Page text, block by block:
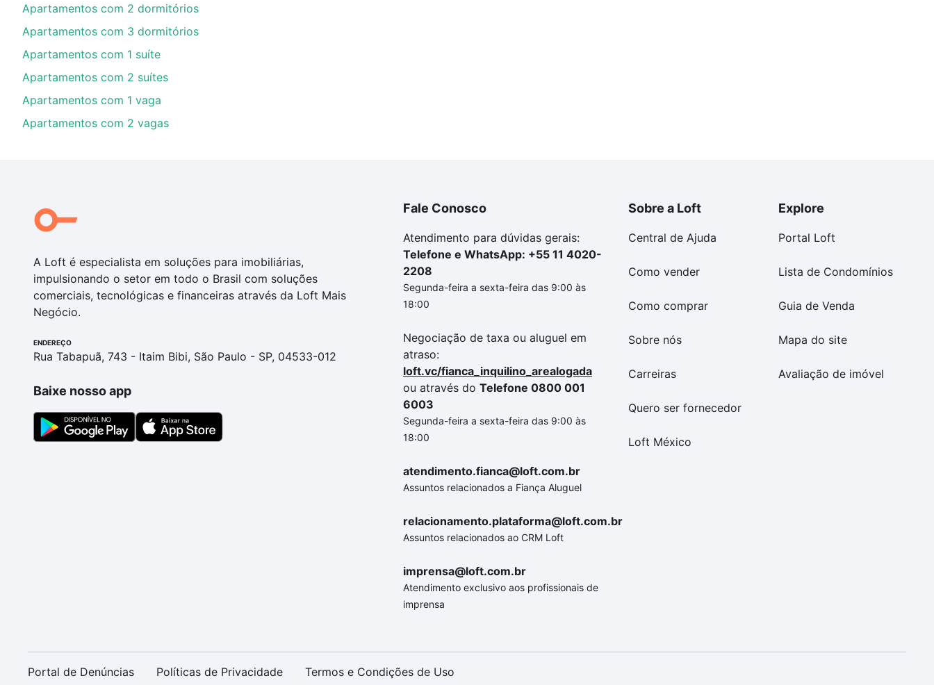
comprar um apartamento e conte com a gente para comprar o imóvel dos seus sonhos com segurança e conforto. Loft, com você até as chaves.
Apartamentos com 2 dormitórios
Apartamentos com 3 dormitórios
Apartamentos com 1 suíte
Apartamentos com 2 suítes
Apartamentos com 1 vaga
Apartamentos com 2 vagas
A Loft é especialista em soluções para imobiliárias,
impulsionando o setor em todo o Brasil com soluções
comerciais, tecnológicas e financeiras através da Loft Mais
Negócio.
ENDEREÇO
Rua Tabapuã, 743 - Itaim Bibi, São Paulo - SP, 04533-012
Baixe nosso app
Fale Conosco
Atendimento para dúvidas gerais:
Telefone e WhatsApp: +55 11 4020-
2208
Segunda-feira a sexta-feira das 9:00 às
18:00
Negociação de taxa ou aluguel em
atraso:
loft.vc/fianca_inquilino_arealogada
ou através do Telefone 0800 001
6003
Segunda-feira a sexta-feira das 9:00 às
18:00
atendimento.fianca@loft.com.br
Assuntos relacionados a Fiança Aluguel
relacionamento.plataforma@loft.com.br
Assuntos relacionados ao CRM Loft
imprensa@loft.com.br
Atendimento exclusivo aos profissionais de
imprensa
Sobre a Loft
Central de Ajuda
Como vender
Como comprar
Sobre nós
Carreiras
Quero ser fornecedor
Loft México
Explore
Portal Loft
Lista de Condomínios
Guia de Venda
Mapa do site
Avaliação de imóvel
Portal de Denúncias Políticas de Privacidade Termos e Condições de Uso